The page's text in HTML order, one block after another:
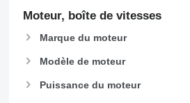
CB
E-series
F-series
Moteur, boîte de vitesses
Marque du moteur
Modèle de moteur
Puissance du moteur